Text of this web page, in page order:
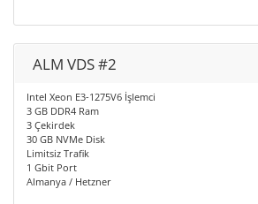
ALM VDS #2
Intel Xeon E3-1275V6 İşlemci
3 GB DDR4 Ram
3 Çekirdek
30 GB NVMe Disk
Limitsiz Trafik
1 Gbit Port
Almanya / Hetzner